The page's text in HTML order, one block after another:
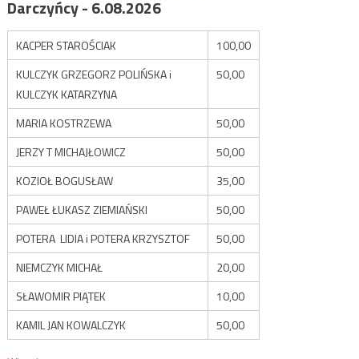
Darczyńcy - 6.08.2026
KACPER STAROŚCIAK
100,00
KULCZYK GRZEGORZ POLIŃSKA i
KULCZYK KATARZYNA
50,00
MARIA KOSTRZEWA
50,00
JERZY T MICHAJŁOWICZ
50,00
KOZIOŁ BOGUSŁAW
35,00
PAWEŁ ŁUKASZ ZIEMIAŃSKI
50,00
POTERA LIDIA i POTERA KRZYSZTOF
50,00
NIEMCZYK MICHAŁ
20,00
SŁAWOMIR PIĄTEK
10,00
KAMIL JAN KOWALCZYK
50,00